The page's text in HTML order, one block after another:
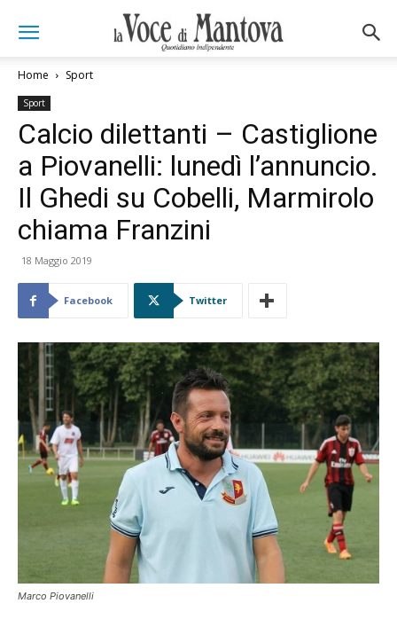
Home Sport
Sport
Calcio dilettanti – Castiglione
a Piovanelli: lunedì l’annuncio.
Il Ghedi su Cobelli, Marmirolo
chiama Franzini
18 Maggio 2019
Facebook Twitter
Marco Piovanelli